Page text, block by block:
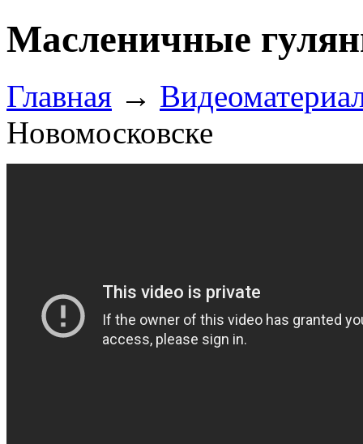
Масленичные
Главная →
Новомосковске